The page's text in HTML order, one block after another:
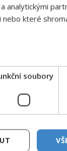
777 555,
analytickými
které
soubory